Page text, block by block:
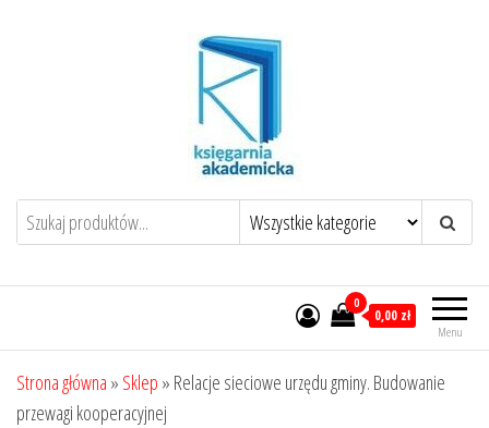
Menu
0
0,00 zł
Strona główna » Sklep » Relacje sieciowe urzędu gminy. Budowanie
przewagi kooperacyjnej